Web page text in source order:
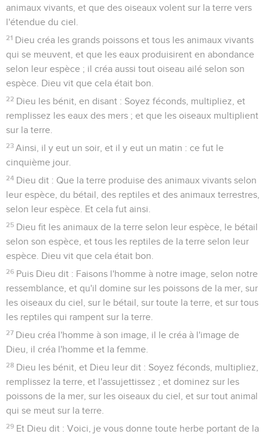
animaux vivants, et que des oiseaux volent sur la terre vers
l'étendue du ciel.
21 Dieu créa les grands poissons et tous les animaux vivants
qui se meuvent, et que les eaux produisirent en abondance
selon leur espèce ; il créa aussi tout oiseau ailé selon son
espèce. Dieu vit que cela était bon.
22 Dieu les bénit, en disant : Soyez féconds, multipliez, et
remplissez les eaux des mers ; et que les oiseaux multiplient
sur la terre.
23 Ainsi, il y eut un soir, et il y eut un matin : ce fut le
cinquième jour.
24 Dieu dit : Que la terre produise des animaux vivants selon
leur espèce, du bétail, des reptiles et des animaux terrestres,
selon leur espèce. Et cela fut ainsi.
25 Dieu fit les animaux de la terre selon leur espèce, le bétail
selon son espèce, et tous les reptiles de la terre selon leur
espèce. Dieu vit que cela était bon.
26 Puis Dieu dit : Faisons l'homme à notre image, selon notre
ressemblance, et qu'il domine sur les poissons de la mer, sur
les oiseaux du ciel, sur le bétail, sur toute la terre, et sur tous
les reptiles qui rampent sur la terre.
27 Dieu créa l'homme à son image, il le créa à l'image de
Dieu, il créa l'homme et la femme.
28 Dieu les bénit, et Dieu leur dit : Soyez féconds, multipliez,
remplissez la terre, et l'assujettissez ; et dominez sur les
poissons de la mer, sur les oiseaux du ciel, et sur tout animal
qui se meut sur la terre.
29 Et Dieu dit : Voici, je vous donne toute herbe portant de la